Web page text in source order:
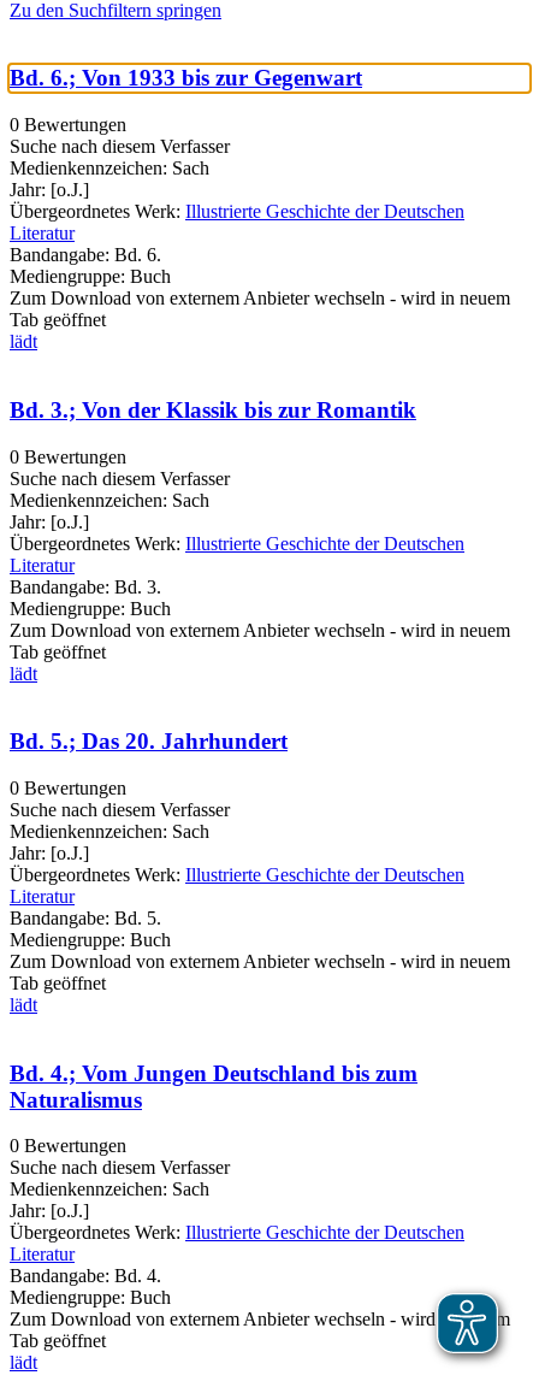
Zu den Suchfiltern springen
Bd. 6.; Von 1933 bis zur Gegenwart
0 Bewertungen
Suche nach diesem Verfasser
Medienkennzeichen: Sach
Jahr: [o.J.]
Übergeordnetes Werk: Illustrierte Geschichte der Deutschen
Literatur
Bandangabe: Bd. 6.
Mediengruppe: Buch
Zum Download von externem Anbieter wechseln - wird in neuem
Tab geöffnet
lädt
Bd. 3.; Von der Klassik bis zur Romantik
0 Bewertungen
Suche nach diesem Verfasser
Medienkennzeichen: Sach
Jahr: [o.J.]
Übergeordnetes Werk: Illustrierte Geschichte der Deutschen
Literatur
Bandangabe: Bd. 3.
Mediengruppe: Buch
Zum Download von externem Anbieter wechseln - wird in neuem
Tab geöffnet
lädt
Bd. 5.; Das 20. Jahrhundert
0 Bewertungen
Suche nach diesem Verfasser
Medienkennzeichen: Sach
Jahr: [o.J.]
Übergeordnetes Werk: Illustrierte Geschichte der Deutschen
Literatur
Bandangabe: Bd. 5.
Mediengruppe: Buch
Zum Download von externem Anbieter wechseln - wird in neuem
Tab geöffnet
lädt
Bd. 4.; Vom Jungen Deutschland bis zum
Naturalismus
0 Bewertungen
Suche nach diesem Verfasser
Medienkennzeichen: Sach
Jahr: [o.J.]
Übergeordnetes Werk: Illustrierte Geschichte der Deutschen
Literatur
Bandangabe: Bd. 4.
Mediengruppe: Buch
Zum Download von externem Anbieter wechseln - wird in neuem
Tab geöffnet
lädt